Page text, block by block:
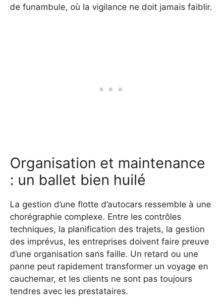
de funambule, où la vigilance ne doit jamais faiblir.
Organisation et maintenance
: un ballet bien huilé
La gestion d’une flotte d’autocars ressemble à une
chorégraphie complexe. Entre les contrôles
techniques, la planification des trajets, la gestion
des imprévus, les entreprises doivent faire preuve
d’une organisation sans faille. Un retard ou une
panne peut rapidement transformer un voyage en
cauchemar, et les clients ne sont pas toujours
tendres avec les prestataires.